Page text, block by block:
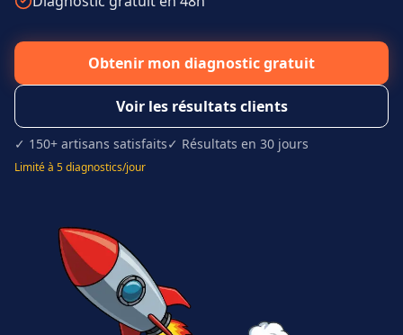
Obtenir mon diagnostic gratuit
Voir les résultats clients
✓ 150+ artisans satisfaits✓ Résultats en 30 jours
Limité à 5 diagnostics/jour